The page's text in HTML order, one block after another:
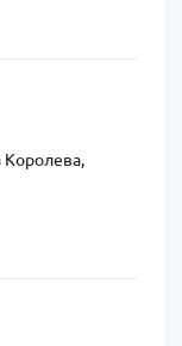
Королева,